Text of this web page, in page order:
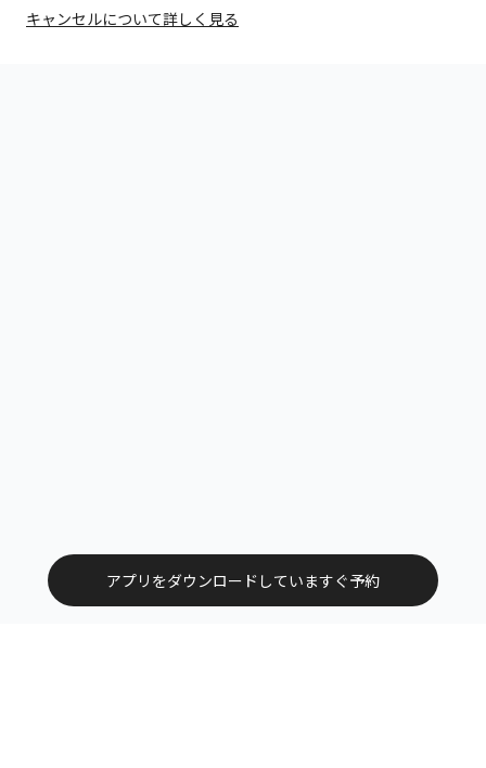
キャンセルについて詳しく見る
アプリをダウンロードしていますぐ予約